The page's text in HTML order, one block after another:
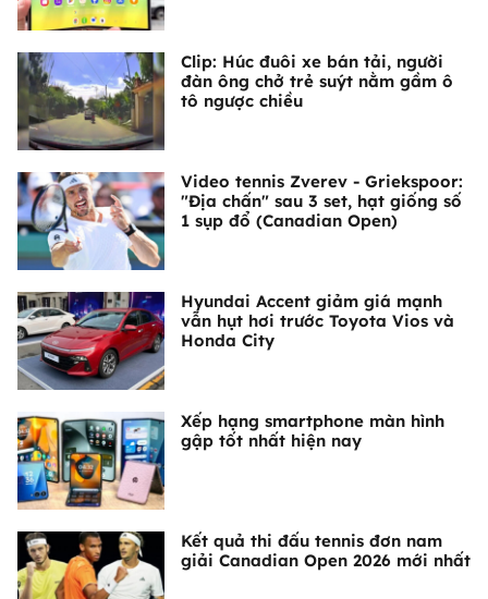
Clip: Húc đuôi xe bán tải, người
đàn ông chở trẻ suýt nằm gầm ô
tô ngược chiều
Video tennis Zverev - Griekspoor:
"Địa chấn" sau 3 set, hạt giống số
1 sụp đổ (Canadian Open)
Hyundai Accent giảm giá mạnh
vẫn hụt hơi trước Toyota Vios và
Honda City
Xếp hạng smartphone màn hình
gập tốt nhất hiện nay
Kết quả thi đấu tennis đơn nam
giải Canadian Open 2026 mới nhất